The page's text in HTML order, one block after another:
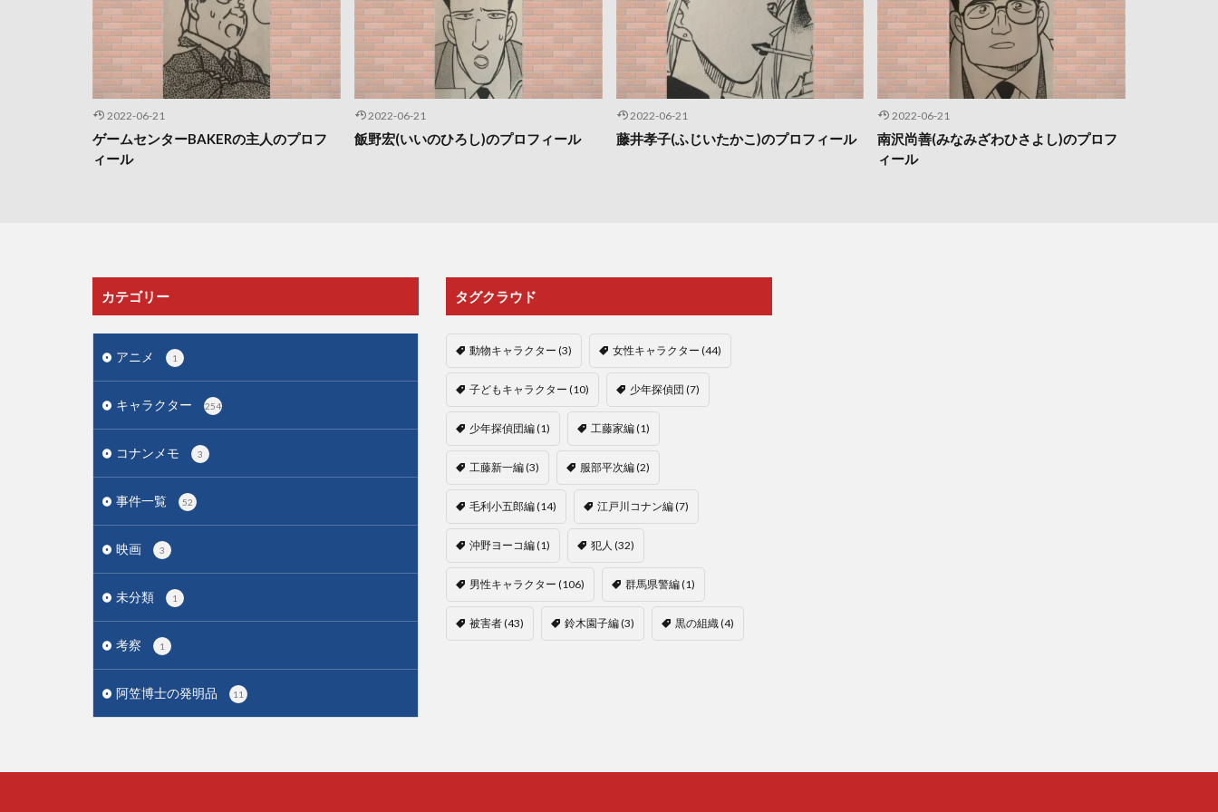
2022-06-21
ゲームセンターBAKERの主人のプロフ
ィール
2022-06-21
飯野宏(いいのひろし)のプロフィール
2022-06-21
藤井孝子(ふじいたかこ)のプロフィール
2022-06-21
南沢尚善(みなみざわひさよし)のプロフ
ィール
カテゴリー
アニメ 1
キャラクター 254
コナンメモ 3
事件一覧 52
映画 3
未分類 1
考察 1
阿笠博士の発明品 11
タグクラウド
動物キャラクター (3) 女性キャラクター (44)
子どもキャラクター (10) 少年探偵団 (7)
少年探偵団編(1) 工藤家編(1)
工藤新一編(3) 服部平次編(2)
毛利小五郎編(14) 江戸川コナン編(7)
沖野ヨーコ編(1) 犯人 (32)
男性キャラクター (106) 群馬県警編(1)
被害者(43) 鈴木園子編(3) 黒の組織(4)